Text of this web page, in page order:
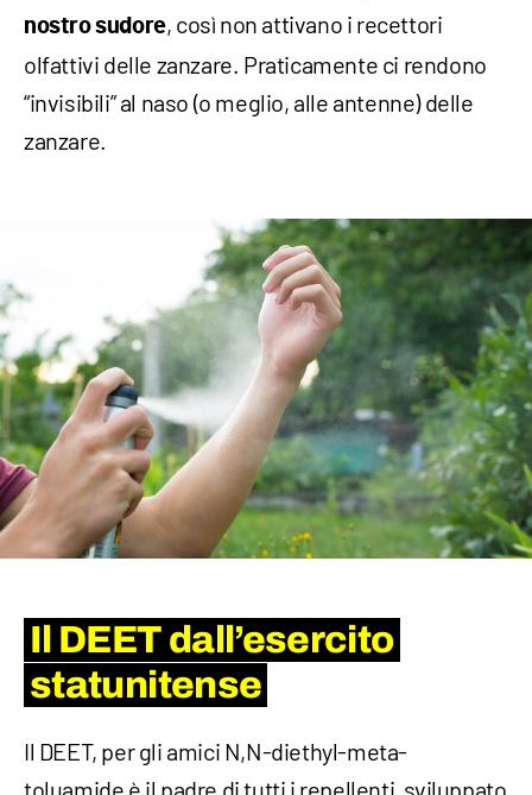
nostro sudore, così non attivano i recettori
olfattivi delle zanzare. Praticamente ci rendono
“invisibili” al naso (o meglio, alle antenne) delle
zanzare.
Il DEET dall’esercito
statunitense
Il DEET, per gli amici N,N-diethyl-meta-
toluamide è il padre di tutti i repellenti, sviluppato